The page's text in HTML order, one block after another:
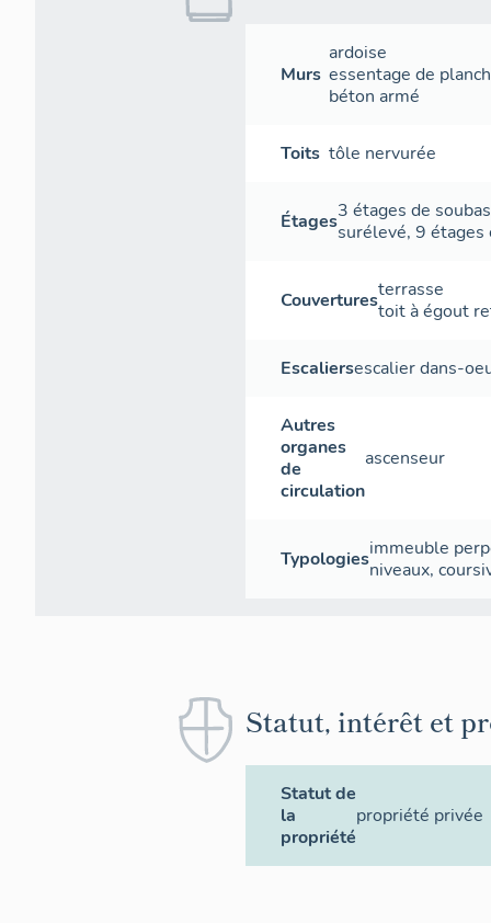
Murs
ardoise
essentage de
béton armé
Toits tôle nervurée
Étages3 étages de
surélevé, 9 étages
Couverturesterrasse
toit à égout
Escaliersescalier dans-
Autres
organes
de
circulation
ascenseur
Typologiesimmeuble
niveaux,
Statut, intérêt et
Statut de
la
propriété
propriété privée